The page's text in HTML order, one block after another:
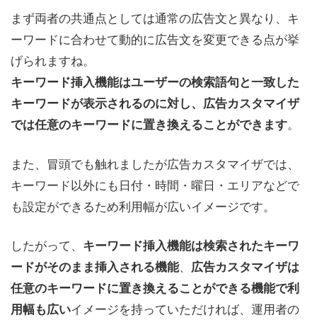
まず両者の共通点としては通常の広告文と異なり、キ
ーワードに合わせて動的に広告文を変更できる点が挙
げられますね。
キーワード挿入機能はユーザーの検索語句と一致した
キーワードが表示されるのに対し、広告カスタマイザ
では任意のキーワードに置き換えることができます。
また、冒頭でも触れましたが広告カスタマイザでは、
キーワード以外にも日付・時間・曜日・エリアなどで
も設定ができるため利用幅が広いイメージです。
したがって、 キーワード挿入機能は検索されたキーワ
ードがそのまま挿入される機能、 広告カスタマイザは
任意のキーワードに置き換えることができる機能で利
用幅も広いイメージを持っていただければ、運用者の